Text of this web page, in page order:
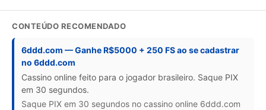
CONTEÚDO RECOMENDADO
6ddd.com — Ganhe R$5000 + 250 FS ao se cadastrar
no 6ddd.com
Cassino online feito para o jogador brasileiro. Saque PIX
em 30 segundos.
Saque PIX em 30 segundos no cassino online 6ddd.com